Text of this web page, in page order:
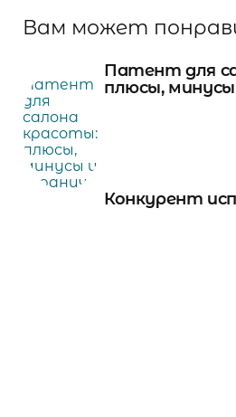
Вам может
Патент для
плюсы, минусы
Конкурент